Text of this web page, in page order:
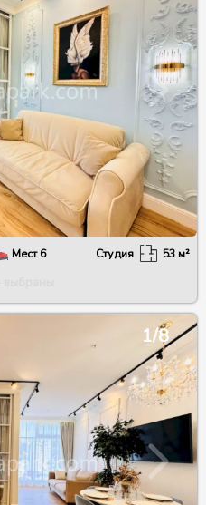
Мест6 Студия 53м²
1/8